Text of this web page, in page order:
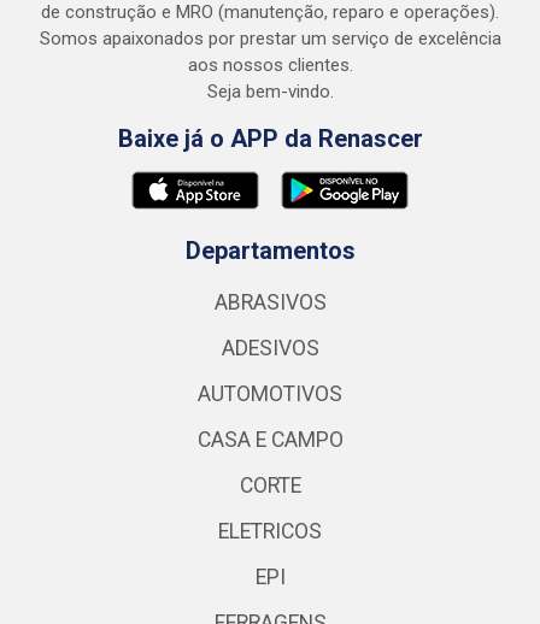
de construção e MRO (manutenção, reparo e operações).
Somos apaixonados por prestar um serviço de excelência
aos nossos clientes.
Seja bem-vindo.
Baixe já o APP da Renascer
Departamentos
ABRASIVOS
ADESIVOS
AUTOMOTIVOS
CASA E CAMPO
CORTE
ELETRICOS
EPI